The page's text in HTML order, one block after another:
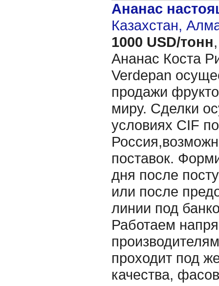
Ананас
Казахстан,
1000 USD/тонн,
Ананас Коста
Verdepan
продажи
миру. Сделки
условиях CIF
поставок.
дня после
или после
линии под
Работаем
проходит под
качества,